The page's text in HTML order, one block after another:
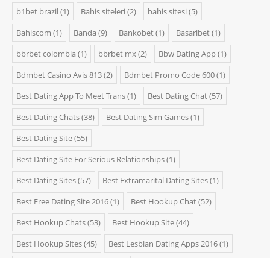
b1bet brazil (1) Bahis siteleri (2) bahis sitesi (5)
Bahiscom (1) Banda (9) Bankobet(1) Basaribet(1)
bbrbet colombia (1) bbrbet mx (2) Bbw Dating App(1)
Bdmbet Casino Avis 813(2) Bdmbet Promo Code 600(1)
Best Dating App To Meet Trans(1) Best Dating Chat(57)
Best Dating Chats(38) Best Dating Sim Games(1)
Best Dating Site(55)
Best Dating Site For Serious Relationships(1)
Best Dating Sites(57) Best Extramarital Dating Sites(1)
Best Free Dating Site 2016(1) Best Hookup Chat(52)
Best Hookup Chats(53) Best Hookup Site(44)
Best Hookup Sites(45) Best Lesbian Dating Apps 2016(1)